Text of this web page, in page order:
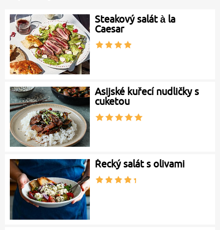
Steakový salát à la
Caesar
Asijské kuřecí nudličky s
cuketou
Řecký salát s olivami